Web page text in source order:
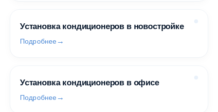
Установка кондиционеров в новостройке
Подробнее
Установка кондиционеров в офисе
Подробнее